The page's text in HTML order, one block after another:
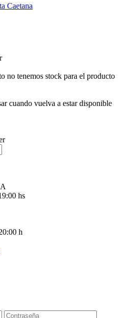
no tenemos stock para el producto
cuando vuelva a estar disponible
hs
h